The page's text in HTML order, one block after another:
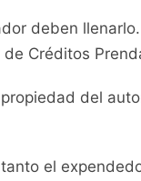
deben
Créditos
del
el